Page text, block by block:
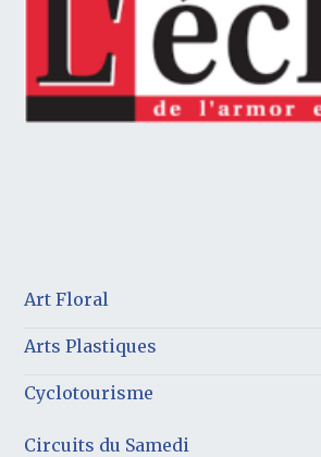
Art Floral
Arts Plastiques
Cyclotourisme
Circuits du Samedi